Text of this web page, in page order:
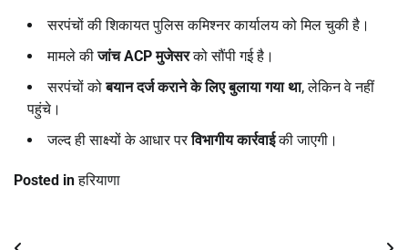
सरपंचों की शिकायत पुलिस कमिश्नर कार्यालय को मिल चुकी है।
मामले कीजांचACPमुजेसरको सौंपी गई है।
सरपंचों कोबयान दर्ज कराने के लिए बुलाया गया था, लेकिन वे नहीं
पहुंचे।
जल्द ही साक्ष्यों के आधार परविभागीय कार्रवाईकी जाएगी।
Posted inहरियाणा